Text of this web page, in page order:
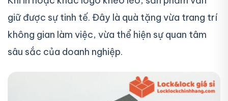
giữ được sự tinh tế. Đây là quà tặng vừa trang trí
không gian làm việc, vừa thể hiện sự quan tâm
sâu sắc của doanh nghiệp.